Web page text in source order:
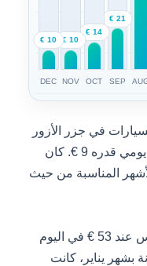
21 €
SEP
14 €
OCT
10 €
NOV
10 €
DEC
في جزر الأزور
تم تسجيلها في يناير، بمتوسط سعر يومي قدره 9 €. كان
المناسبة من حيث
تم تسجيل أعلى الأسعار في أغسطس عند 53 € في اليوم
مقارنة بشهر يناير، كانت